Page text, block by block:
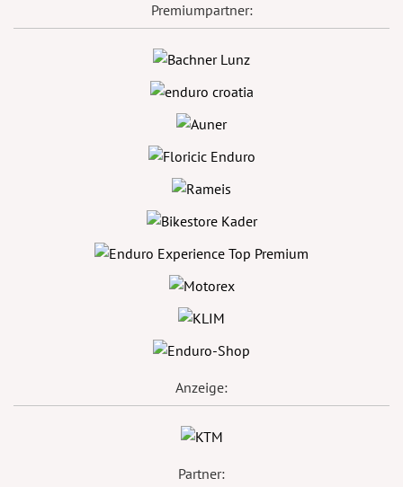
Premiumpartner:
Anzeige:
Partner: